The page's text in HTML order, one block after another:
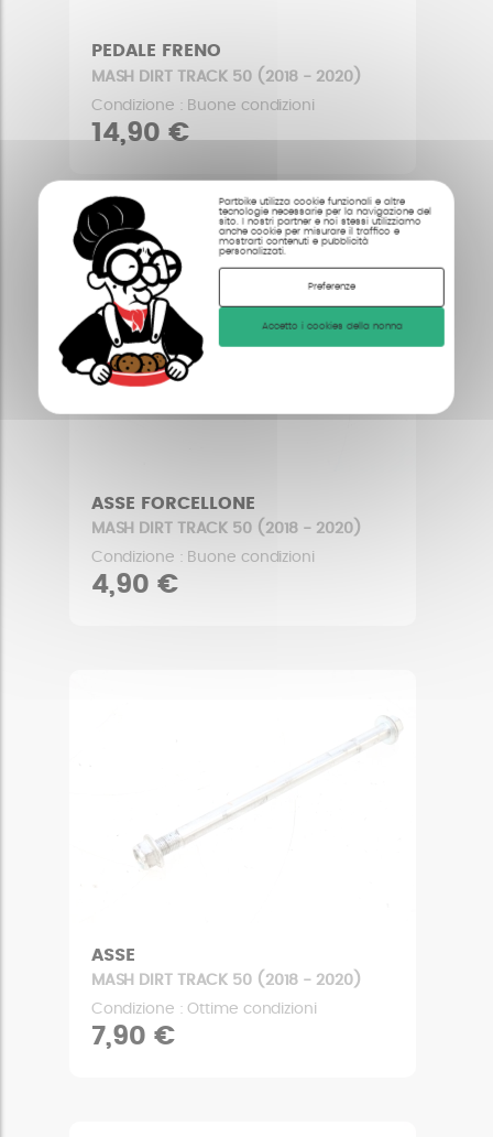
Partbike utilizza cookie funzionali e altre
tecnologie necessarie per la navigazione del
sito. I nostri partner e noi stessi utilizziamo
anche cookie per misurare il traffico e
mostrarti contenuti e pubblicità
personalizzati.
Preferenze
Accetto i cookies della nonna
PEDALE FRENO
MASH DIRT TRACK 50 (2018 - 2020)
Condizione : Buone condizioni
14,90 €
ASSE FORCELLONE
MASH DIRT TRACK 50 (2018 - 2020)
Condizione : Buone condizioni
4,90 €
ASSE
MASH DIRT TRACK 50 (2018 - 2020)
Condizione : Ottime condizioni
7,90 €